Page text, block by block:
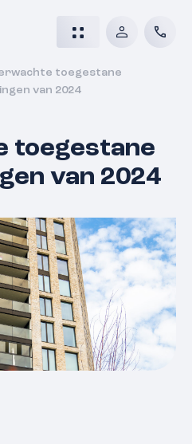
toegestane
van 2024
toegestane
van 2024